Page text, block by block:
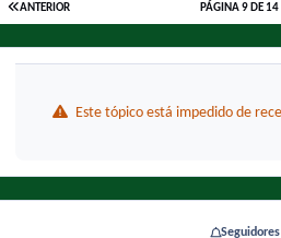
ANTERIOR PÁGINA 9 DE 14
Este tópico está impedido de
Seguidores